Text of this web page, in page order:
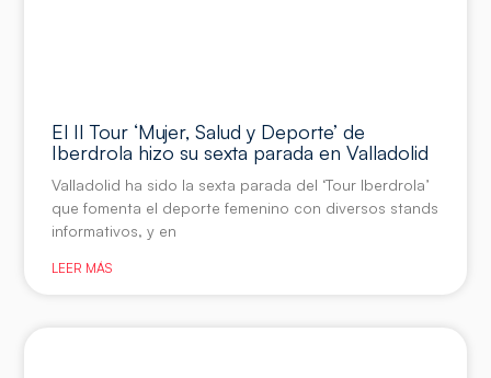
El II Tour ‘Mujer, Salud y Deporte’ de
Iberdrola hizo su sexta parada en Valladolid
Valladolid ha sido la sexta parada del ‘Tour Iberdrola’
que fomenta el deporte femenino con diversos stands
informativos, y en
LEER MÁS